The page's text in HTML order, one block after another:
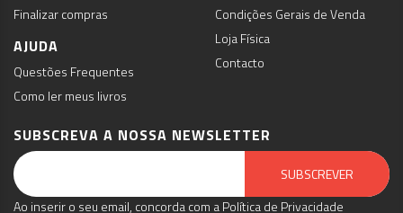
Finalizar compras
AJUDA
Questões Frequentes
Como ler meus livros
Condições Gerais de Venda
Loja Física
Contacto
SUBSCREVA A NOSSA NEWSLETTER
SUBSCREVER
Email Marketing by E-goi
Ao inserir o seu email, concorda com a Política de Privacidade